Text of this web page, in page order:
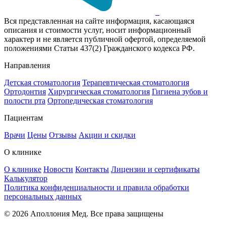
Вся представленная на сайте информация, касающаяся
описания и стоимости услуг, носит информационный
характер и не является публичной офертой, определяемой
положениями Статьи 437(2) Гражданского кодекса РФ.
Направления
Детская стоматология Терапевтическая стоматология
Ортодонтия Хирургическая стоматология Гигиена зубов и
полости рта Ортопедическая стоматология
Пациентам
Врачи Цены Отзывы Акции и скидки
О клинике
О клинике Новости Контакты Лицензии и сертификаты
Калькулятор
Политика конфиденциальности и правила обработки
персональных данных
© 2026 Аполлония Мед. Все права защищены